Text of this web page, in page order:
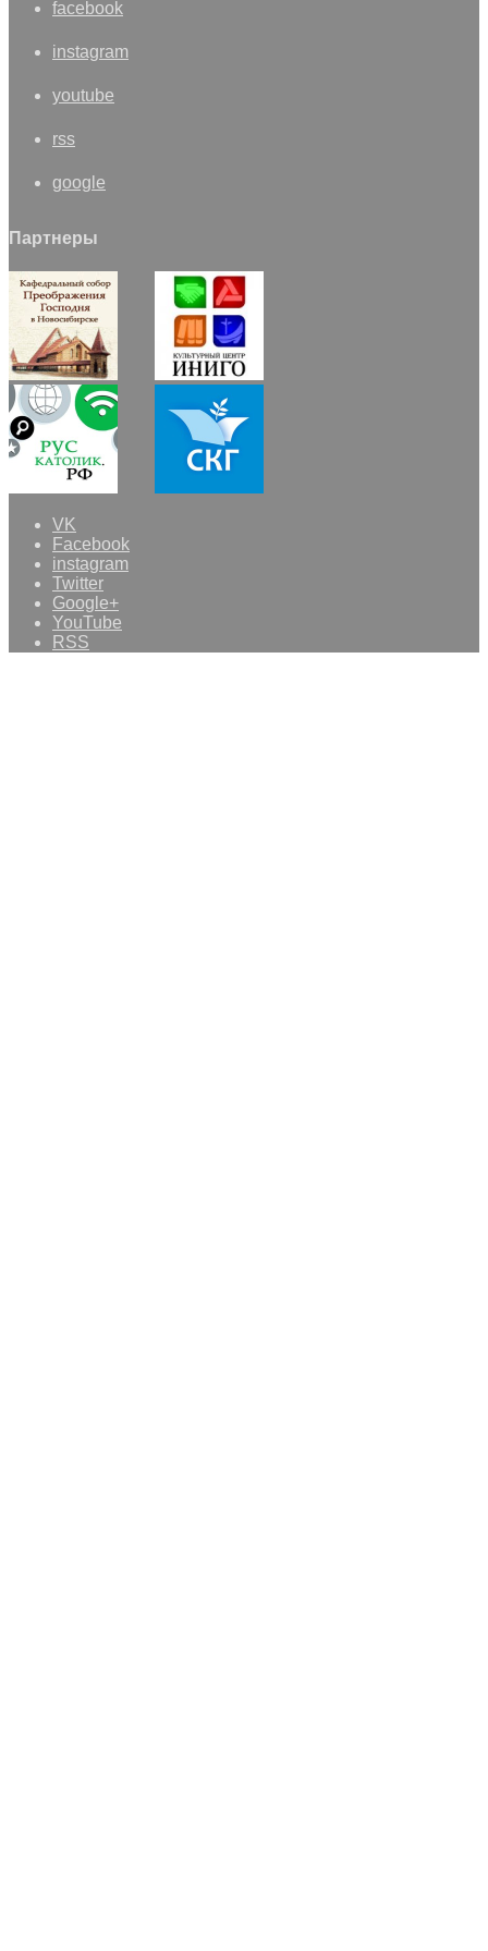
facebook
instagram
youtube
rss
google
Партнеры
VK
Facebook
instagram
Twitter
Google+
YouTube
RSS